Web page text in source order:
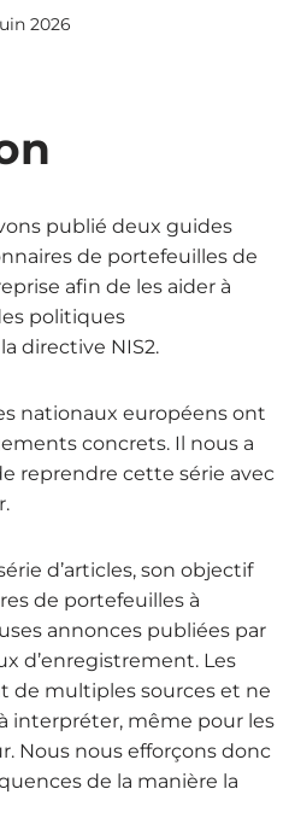
2026
publié deux guides
de portefeuilles de
afin de les aider à
politiques
directive NIS2.
nationaux européens ont
concrets. Il nous a
reprendre cette série avec
d’articles, son objectif
de portefeuilles à
annonces publiées par
d’enregistrement. Les
de multiples sources et ne
interpréter, même pour les
Nous nous efforçons donc
de la manière la